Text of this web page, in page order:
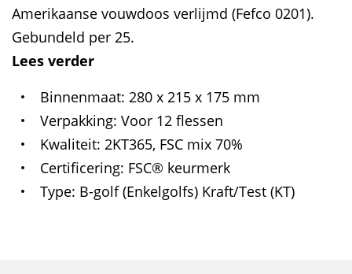
Amerikaanse vouwdoos verlijmd (Fefco 0201).
Gebundeld per 25.
Lees verder
Binnenmaat 280 x 215 x 175 mm
Verpakking Voor 12 flessen
Kwaliteit 2KT365, FSC mix 70%
Certificering FSC® keurmerk
Type B-golf (Enkelgolfs) Kraft/Test (KT)